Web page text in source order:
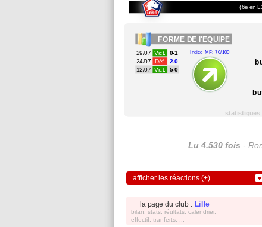
(6e en
FORME DE l'EQUIPE
Indice MF: 70/100
29/07 Vict.
0-1
24/07
Déf. 2-0
12/07 Vict. 5-0
statistiques
Lu 4.530 fois -
afficher les réactions (+)
la page du club : Lille
bilan, stats, réultats, calendrier,
effectif, tranferts, ...